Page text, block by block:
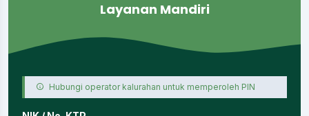
Layanan Mandiri
Hubungi operator kalurahan untuk memperoleh PIN